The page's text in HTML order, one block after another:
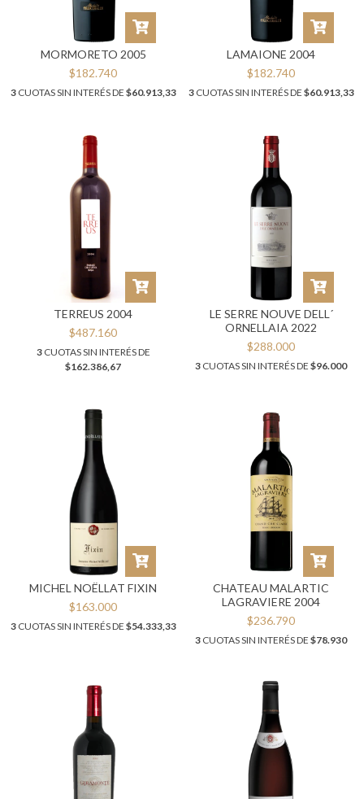
MORMORETO 2005
$182.740
3CUOTAS SIN INTERÉS DE $60.913,33
LAMAIONE 2004
$182.740
3CUOTAS SIN INTERÉS DE $60.913,33
TERREUS 2004
$487.160
3CUOTAS SIN INTERÉS DE
$162.386,67
LE SERRE NOUVE DELL´
ORNELLAIA 2022
$288.000
3 CUOTAS SIN INTERÉS DE $96.000
MICHEL NOËLLAT FIXIN
$163.000
3CUOTAS SIN INTERÉS DE $54.333,33
CHATEAU MALARTIC
LAGRAVIERE 2004
$236.790
3 CUOTAS SIN INTERÉS DE $78.930